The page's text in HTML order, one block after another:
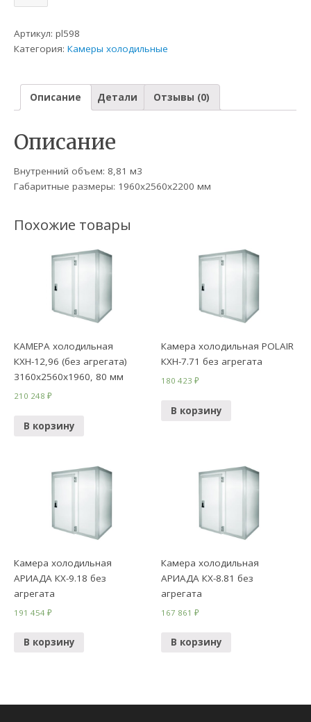
Артикул:pl598
Категория:Камеры холодильные
Описание Детали Отзывы (0)
Описание
Внутренний объем: 8,81 м3
Габаритные размеры: 1960х2560х2200 мм
Похожие товары
КАМЕРА холодильная
КХН-12,96 (без агрегата)
3160х2560х1960, 80 мм
210 248₽
В корзину
Камера холодильная POLAIR
КХН-7.71 без агрегата
180 423₽
В корзину
Камера холодильная
АРИАДА КХ-9.18 без
агрегата
191 454₽
В корзину
Камера холодильная
АРИАДА КХ-8.81 без
агрегата
167 861₽
В корзину